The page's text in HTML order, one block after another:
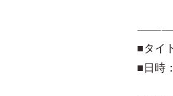
■タイ
■日時